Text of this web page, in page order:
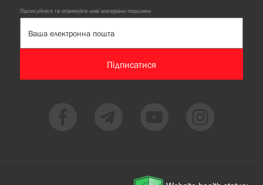
Підписуйтеся та отримуйте нові матеріали першими
Підписатися